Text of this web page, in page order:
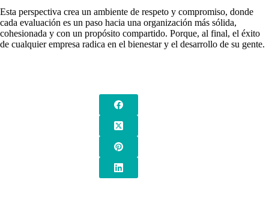
Esta perspectiva crea un ambiente de respeto y compromiso, donde
cada evaluación es un paso hacia una organización más sólida,
cohesionada y con un propósito compartido. Porque, al final, el éxito
de cualquier empresa radica en el bienestar y el desarrollo de su gente.